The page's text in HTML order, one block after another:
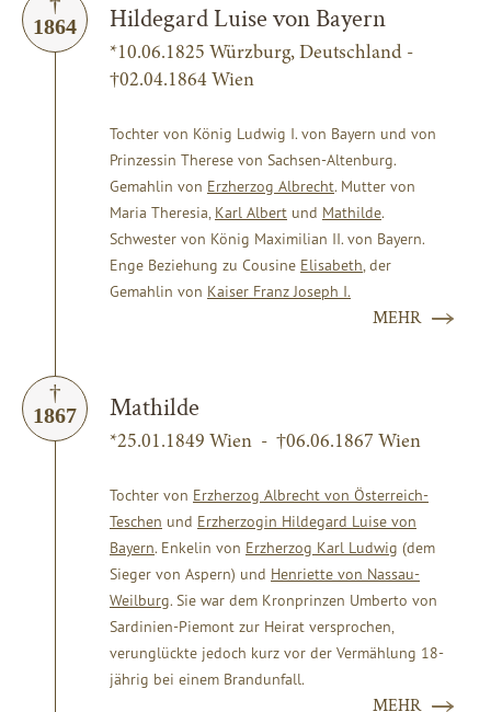
1864 Hildegard Luise von Bayern
*10.06.1825 Würzburg, Deutschland -
†02.04.1864 Wien
Tochter von König Ludwig I. von Bayern und von
Prinzessin Therese von Sachsen-Altenburg.
Gemahlin von Erzherzog Albrecht. Mutter von
Maria Theresia, Karl Albert und Mathilde.
Schwester von König Maximilian II. von Bayern.
Enge Beziehung zu Cousine Elisabeth , der
Gemahlin von Kaiser Franz Joseph I.
MEHR
1867 Mathilde
*25.01.1849 Wien - †06.06.1867 Wien
Tochter von Erzherzog Albrecht von Österreich-
Teschen und Erzherzogin Hildegard Luise von
Bayern. Enkelin von Erzherzog Karl Ludwig (dem
Sieger von Aspern) und Henriette von Nassau-
Weilburg. Sie war dem Kronprinzen Umberto von
Sardinien-Piemont zur Heirat versprochen,
verunglückte jedoch kurz vor der Vermählung 18-
jährig bei einem Brandunfall.
MEHR